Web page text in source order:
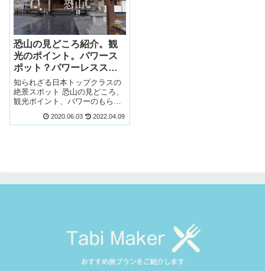
恐山の見どころ紹介。観
光のポイント。パワース
ポット？パワーレススポ
ット？
知られざる日本トップクラスの
絶景スポット 恐山の見どころ、
観光ポイント、パワーのもらい
セスに時間がかかりますが、見
2020.06.03 2022.04.09